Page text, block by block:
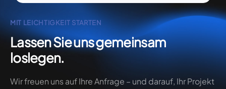
MIT LEICHTIGKEIT STARTEN
Lassen Sie uns gemeinsam
loslegen.
Wir freuen uns auf Ihre Anfrage – und darauf, Ihr Projekt